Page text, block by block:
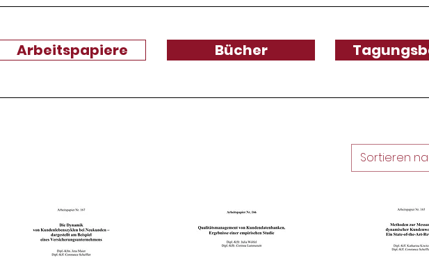
Sortieren
Arbeitspapiere Bücher